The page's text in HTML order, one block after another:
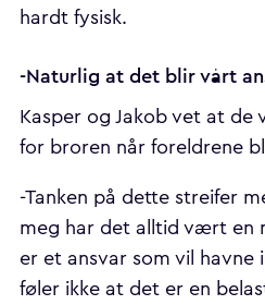
hardt fysisk.
-Naturlig at det blir vårt
Kasper og Jakob vet at de
for broren når foreldrene
-Tanken på dette streifer
meg har det alltid vært en
er et ansvar som vil havne
føler ikke at det er en